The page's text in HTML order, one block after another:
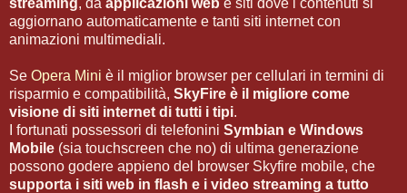
aggiornano automaticamente e tanti siti internet con
animazioni multimediali.
Se Opera Mini è il miglior browser per cellulari in termini di
risparmio e compatibilità, SkyFire è il migliore come
visione di siti internet di tutti i tipi.
I fortunati possessori di telefonini Symbian e Windows
Mobile (sia touchscreen che no) di ultima generazione
possono godere appieno del browser Skyfire mobile, che
supporta i siti web in flash e i video streaming a tutto